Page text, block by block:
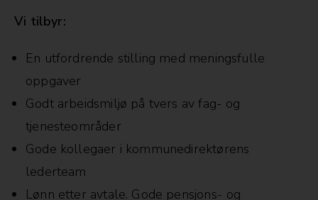
Vi tilbyr:
En utfordrende stilling med meningsfulle
oppgaver
Godt arbeidsmiljø på tvers av fag- og
tjenesteområder
Gode kollegaer i kommunedirektørens
lederteam
Lønn etter avtale. Gode pensjons- og